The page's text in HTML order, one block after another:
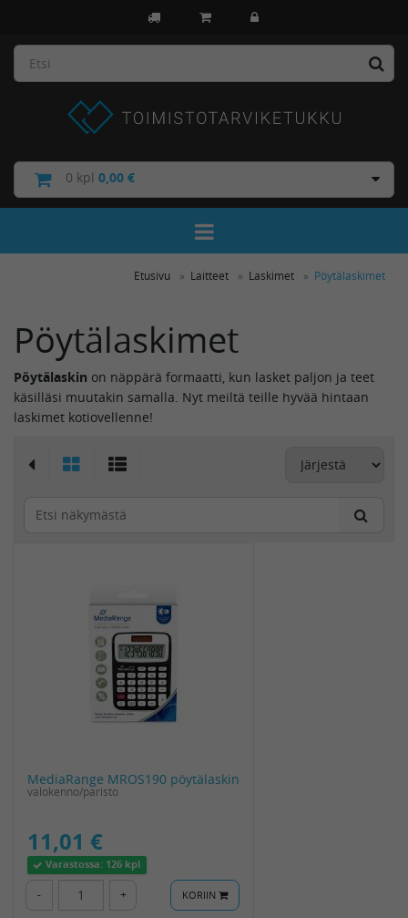
0 kpl 0,00 €
Toggle Navigation
Etusivu Laitteet Laskimet Pöytälaskimet
Pöytälaskimet
Pöytälaskin on näppärä formaatti, kun lasket paljon ja teet
käsilläsi muutakin samalla. Nyt meiltä teille hyvää hintaan
laskimet kotiovellenne!
MediaRange MROS190 pöytälaskin
valokenno/paristo
11,01 €
Varastossa: 126 kpl
- + KORIIN